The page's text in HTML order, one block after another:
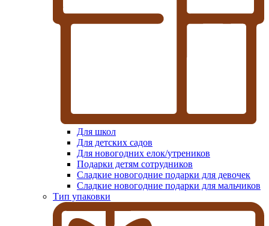
Для школ
Для детских садов
Для новогодних елок/утреников
Подарки детям сотрудников
Сладкие новогодние подарки для девочек
Сладкие новогодние подарки для мальчиков
Тип упаковки